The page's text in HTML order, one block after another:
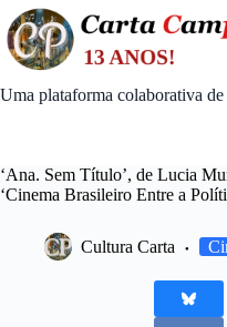
Skip
to
content
Uma plataforma colaborativa
‘Ana. Sem Título’, de Lucia
‘Cinema Brasileiro Entre a
Cultura Carta